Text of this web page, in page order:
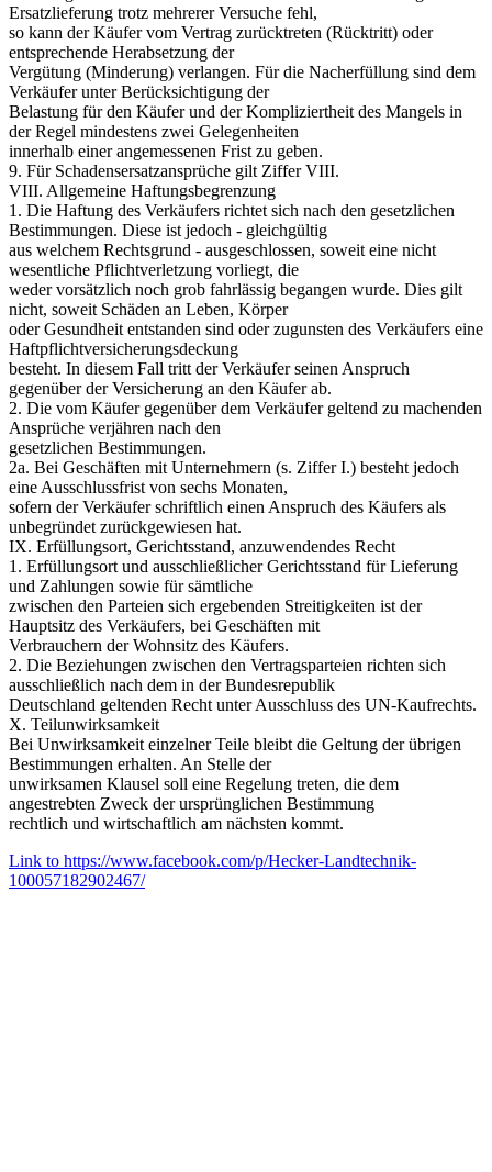
Ersatzlieferung trotz mehrerer Versuche fehl,
so kann der Käufer vom Vertrag zurücktreten (Rücktritt) oder
entsprechende Herabsetzung der
Vergütung (Minderung) verlangen. Für die Nacherfüllung sind dem
Verkäufer unter Berücksichtigung der
Belastung für den Käufer und der Kompliziertheit des Mangels in
der Regel mindestens zwei Gelegenheiten
innerhalb einer angemessenen Frist zu geben.
9. Für Schadensersatzansprüche gilt Ziffer VIII.
VIII. Allgemeine Haftungsbegrenzung
1. Die Haftung des Verkäufers richtet sich nach den gesetzlichen
Bestimmungen. Diese ist jedoch - gleichgültig
aus welchem Rechtsgrund - ausgeschlossen, soweit eine nicht
wesentliche Pflichtverletzung vorliegt, die
weder vorsätzlich noch grob fahrlässig begangen wurde. Dies gilt
nicht, soweit Schäden an Leben, Körper
oder Gesundheit entstanden sind oder zugunsten des Verkäufers eine
Haftpflichtversicherungsdeckung
besteht. In diesem Fall tritt der Verkäufer seinen Anspruch
gegenüber der Versicherung an den Käufer ab.
2. Die vom Käufer gegenüber dem Verkäufer geltend zu machenden
Ansprüche verjähren nach den
gesetzlichen Bestimmungen.
2a. Bei Geschäften mit Unternehmern (s. Ziffer I.) besteht jedoch
eine Ausschlussfrist von sechs Monaten,
sofern der Verkäufer schriftlich einen Anspruch des Käufers als
unbegründet zurückgewiesen hat.
IX. Erfüllungsort, Gerichtsstand, anzuwendendes Recht
1. Erfüllungsort und ausschließlicher Gerichtsstand für Lieferung
und Zahlungen sowie für sämtliche
zwischen den Parteien sich ergebenden Streitigkeiten ist der
Hauptsitz des Verkäufers, bei Geschäften mit
Verbrauchern der Wohnsitz des Käufers.
2. Die Beziehungen zwischen den Vertragsparteien richten sich
ausschließlich nach dem in der Bundesrepublik
Deutschland geltenden Recht unter Ausschluss des UN-Kaufrechts.
X. Teilunwirksamkeit
Bei Unwirksamkeit einzelner Teile bleibt die Geltung der übrigen
Bestimmungen erhalten. An Stelle der
unwirksamen Klausel soll eine Regelung treten, die dem
angestrebten Zweck der ursprünglichen Bestimmung
rechtlich und wirtschaftlich am nächsten kommt.
Link to https://www.facebook.com/p/Hecker-Landtechnik-
100057182902467/